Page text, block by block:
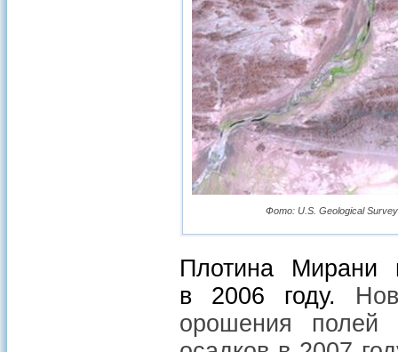
Фото: U.S. Geological
Плотина Мирани
в 2006 году.
орошения